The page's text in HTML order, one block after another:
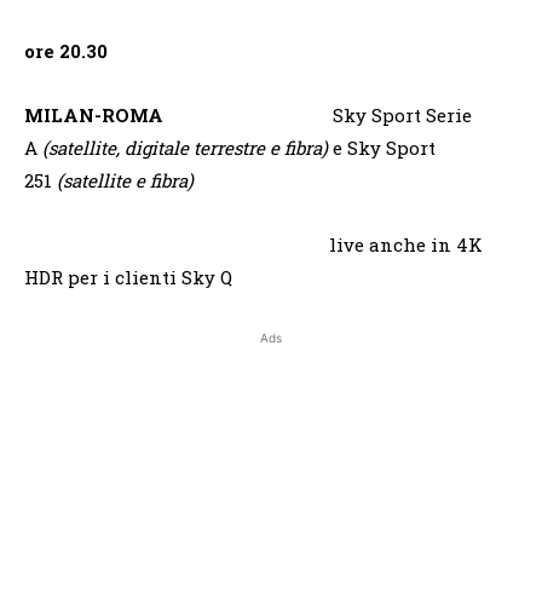
ore 20.30
MILAN-ROMA Sky Sport Serie
A (satellite, digitale terrestre e fibra)e Sky Sport
251 (satellite e fibra)
live anche in 4K
HDR per i clienti Sky Q
Ads